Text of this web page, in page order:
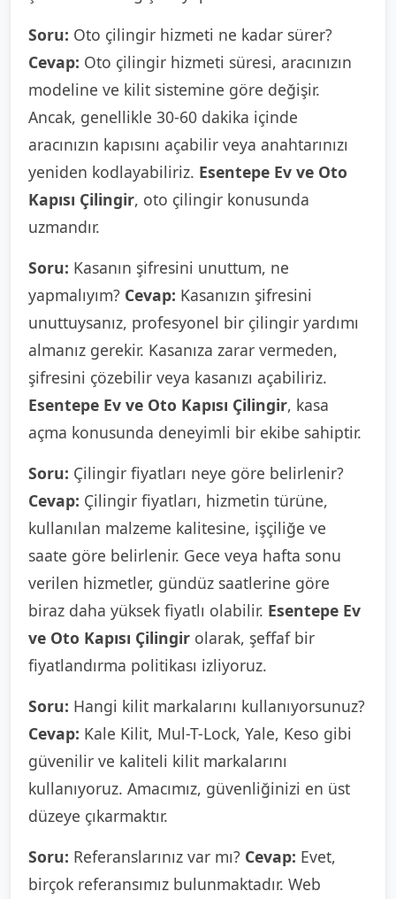
Soru: Oto çilingir hizmeti ne kadar sürer?
Cevap: Oto çilingir hizmeti süresi, aracınızın
modeline ve kilit sistemine göre değişir.
Ancak, genellikle 30-60 dakika içinde
aracınızın kapısını açabilir veya anahtarınızı
yeniden kodlayabiliriz. Esentepe Ev ve Oto
Kapısı Çilingir, oto çilingir konusunda
uzmandır.
Soru: Kasanın şifresini unuttum, ne
yapmalıyım? Cevap: Kasanızın şifresini
unuttuysanız, profesyonel bir çilingir yardımı
almanız gerekir. Kasanıza zarar vermeden,
şifresini çözebilir veya kasanızı açabiliriz.
Esentepe Ev ve Oto Kapısı Çilingir, kasa
açma konusunda deneyimli bir ekibe sahiptir.
Soru: Çilingir fiyatları neye göre belirlenir?
Cevap: Çilingir fiyatları, hizmetin türüne,
kullanılan malzeme kalitesine, işçiliğe ve
saate göre belirlenir. Gece veya hafta sonu
verilen hizmetler, gündüz saatlerine göre
biraz daha yüksek fiyatlı olabilir. Esentepe Ev
ve Oto Kapısı Çilingir olarak, şeffaf bir
fiyatlandırma politikası izliyoruz.
Soru: Hangi kilit markalarını kullanıyorsunuz?
Cevap: Kale Kilit, Mul-T-Lock, Yale, Keso gibi
güvenilir ve kaliteli kilit markalarını
kullanıyoruz. Amacımız, güvenliğinizi en üst
düzeye çıkarmaktır.
Soru: Referanslarınız var mı? Cevap: Evet,
birçok referansımız bulunmaktadır. Web